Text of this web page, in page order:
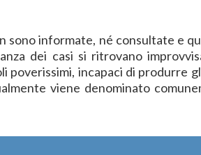
sono informate, né consultate e
dei casi si ritrovano
poverissimi, incapaci di produrre
viene denominato